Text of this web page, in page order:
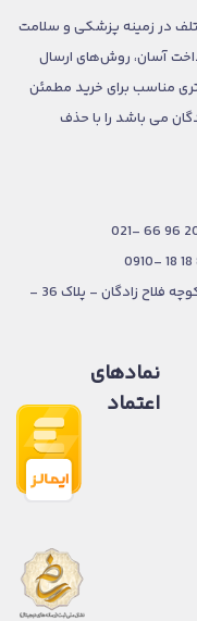
در زمینه پزشکی و سلامت
آسان، روش‌های ارسال
مناسب برای خرید مطمئن
می باشد را با حذف
تهران- خیابان فلسطین - بعد از جمهوری -کوچه فلاح زادگان - پلاک 36 -
نمادهای
اعتماد